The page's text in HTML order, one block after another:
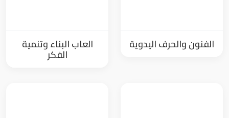
الفنون والحرف اليدوية العاب البناء وتنمية
الفكر